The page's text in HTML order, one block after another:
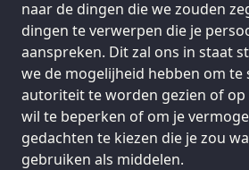
naar de dingen die we zouden
dingen te verwerpen die je
aanspreken. Dit zal ons in staat
we de mogelijheid hebben om te
autoriteit te worden gezien of op
wil te beperken of om je
gedachten te kiezen die je zou
gebruiken als middelen.